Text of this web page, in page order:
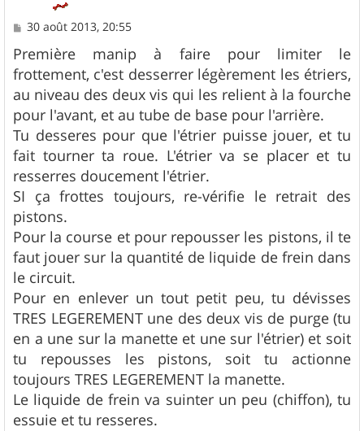
M
s
s
a
g
e
30 août 2013, 20:55
Première manip à faire pour limiter le
frottement, c'est desserrer légèrement les étriers,
au niveau des deux vis qui les relient à la fourche
pour l'avant, et au tube de base pour l'arrière.
Tu desseres pour que l'étrier puisse jouer, et tu
fait tourner ta roue. L'étrier va se placer et tu
resserres doucement l'étrier.
SI ça frottes toujours, re-vérifie le retrait des
pistons.
Pour la course et pour repousser les pistons, il te
faut jouer sur la quantité de liquide de frein dans
le circuit.
Pour en enlever un tout petit peu, tu dévisses
TRES LEGEREMENT une des deux vis de purge (tu
en a une sur la manette et une sur l'étrier) et soit
tu repousses les pistons, soit tu actionne
toujours TRES LEGEREMENT la manette.
Le liquide de frein va suinter un peu (chiffon), tu
essuie et tu resseres.